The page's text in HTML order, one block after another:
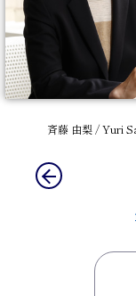
斉藤 由梨 / Yuri